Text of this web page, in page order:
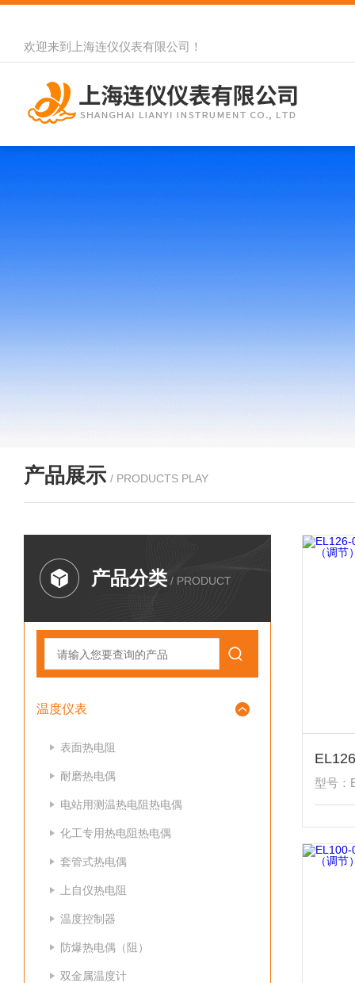
欢迎来到 上海连仪仪表有限公司 ！
产品展示 / PRODUCTS PLAY
产品分类 / PRODUCT
温度仪表
表面热电阻
耐磨热电偶
电站用测温热电阻热电偶
化工专用热电阻热电偶
套管式热电偶
上自仪热电阻
温度控制器
防爆热电偶（阻）
双金属温度计
型号：